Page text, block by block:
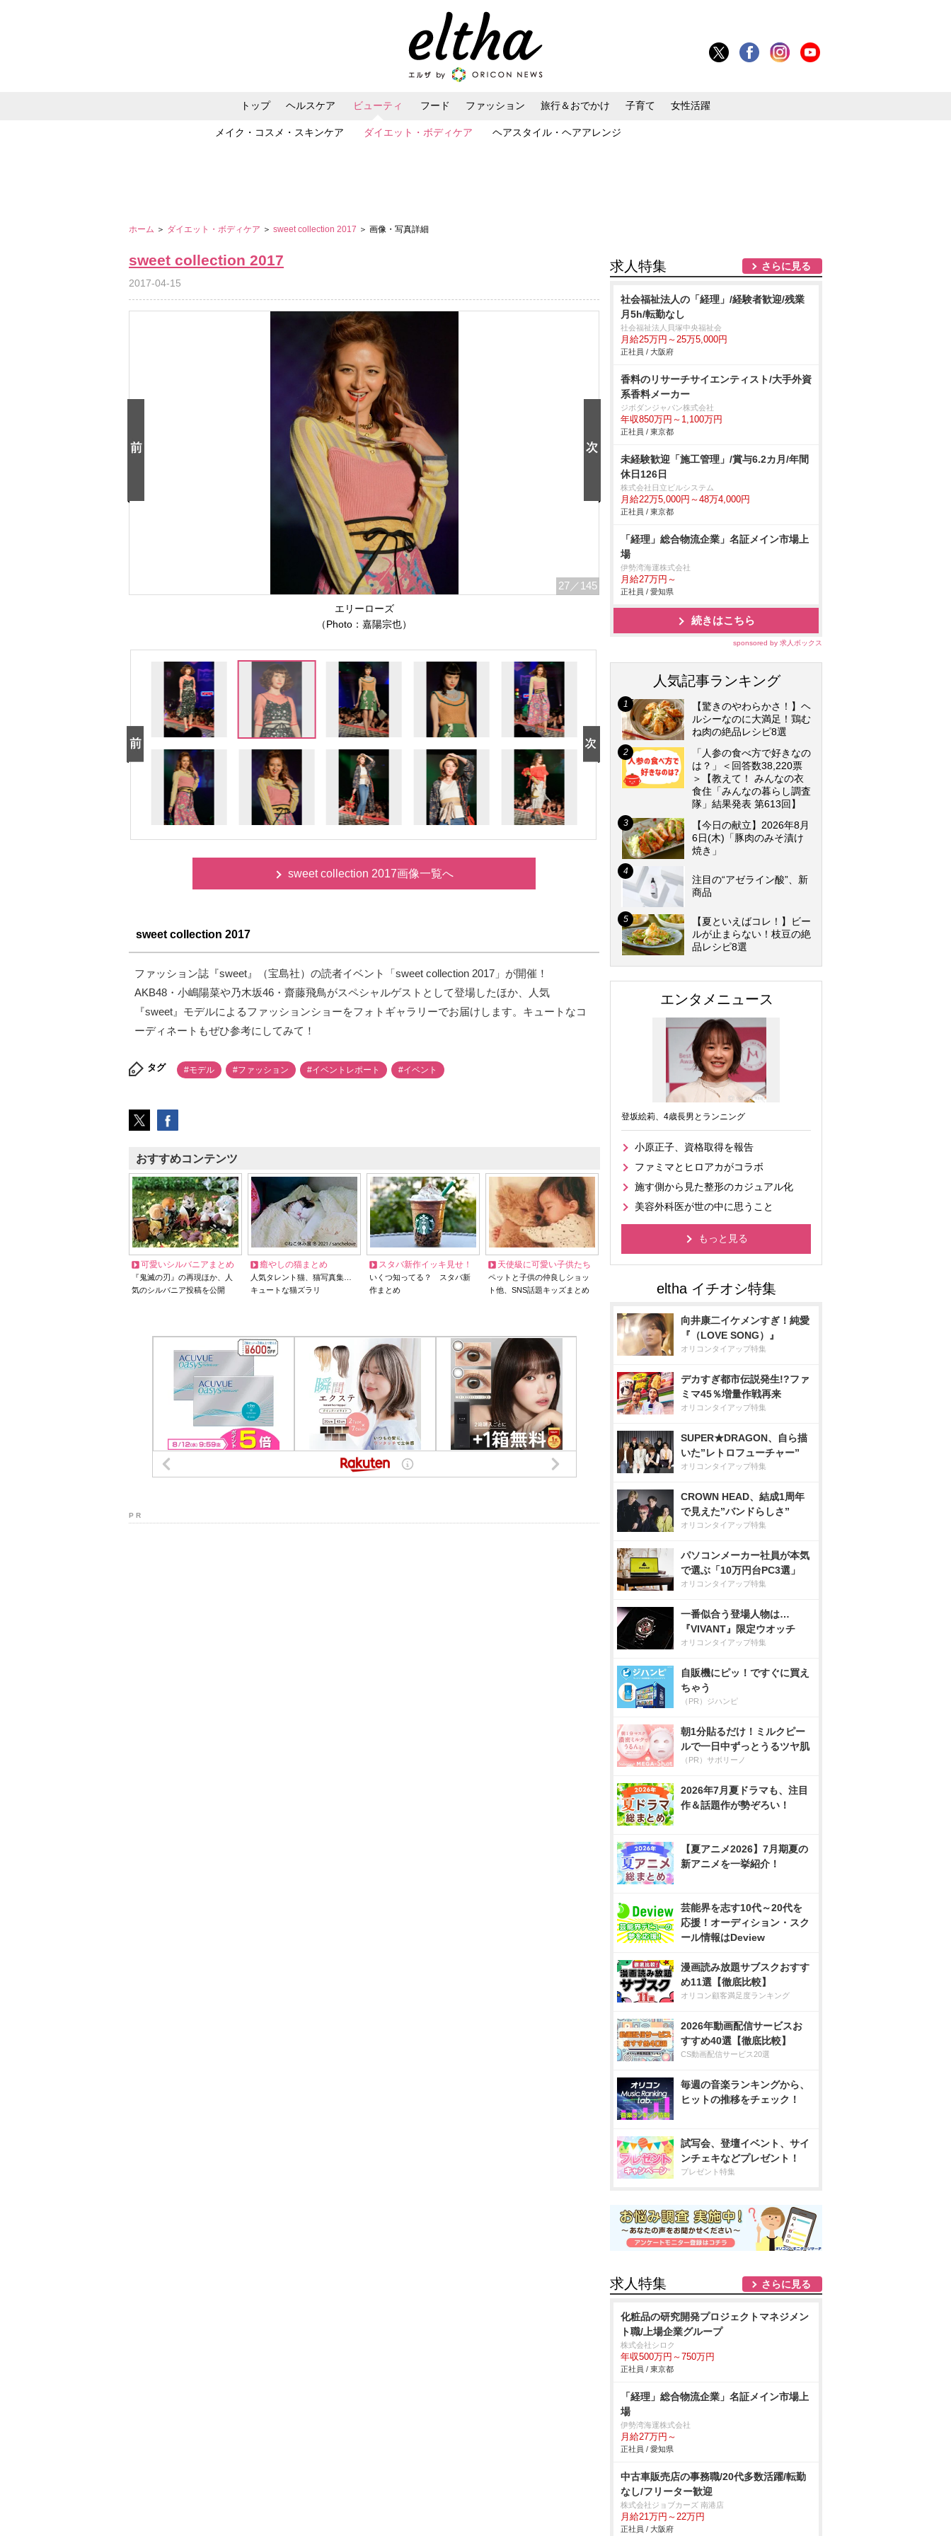
トップ ヘルスケア ビューティ
メイク・コスメ・スキンケア ダイエット・ボディケア ヘアスタイル・ヘアアレンジ
フード ファッション 旅行＆おでかけ 子育て 女性活躍
ホーム ＞ ダイエット・ボディケア ＞ sweet collection 2017 ＞ 画像・写真詳細
sweet collection 2017
2017-04-15
27 ／145
エリーローズ
（Photo：嘉陽宗也）
sweet collection 2017画像一覧へ
sweet collection 2017
ファッション誌『sweet』（宝島社）の読者イベント「sweet collection 2017」が開催！
AKB48・小嶋陽菜や乃木坂46・齋藤飛鳥がスペシャルゲストとして登場したほか、人気
『sweet』モデルによるファッションショーをフォトギャラリーでお届けします。キュートなコ
ーディネートもぜひ参考にしてみて！
タグ #モデル #ファッション #イベントレポート #イベント
おすすめコンテンツ
可愛いシルバニアまとめ
『鬼滅の刃』の再現ほか、人
気のシルバニア投稿を公開
癒やしの猫まとめ
人気タレント猫、猫写真集…
キュートな猫ズラリ
スタバ新作イッキ見せ！
いくつ知ってる？ スタバ新
作まとめ
天使級に可愛い子供たち
ペットと子供の仲良しショッ
ト他、SNS話題キッズまとめ
P R
求人特集 さらに見る
社会福祉法人の「経理」/経験者歓迎/残業
月5h/転勤なし
社会福祉法人貝塚中央福祉会
月給25万円～25万5,000円
正社員 / 大阪府
香料のリサーチサイエンティスト/大手外資
系香料メーカー
ジボダンジャパン株式会社
年収850万円～1,100万円
正社員 / 東京都
未経験歓迎「施工管理」/賞与6.2カ月/年間
休日126日
株式会社日立ビルシステム
月給22万5,000円～48万4,000円
正社員 / 東京都
「経理」総合物流企業」名証メイン市場上
場
伊勢湾海運株式会社
月給27万円～
正社員 / 愛知県
続きはこちら
sponsored by 求人ボックス
人気記事ランキング
【驚きのやわらかさ！】ヘ
ルシーなのに大満足！鶏む
ね肉の絶品レシピ8選
「人参の食べ方で好きなの
は？」＜回答数38,220票
＞【教えて！ みんなの衣
食住「みんなの暮らし調査
隊」結果発表 第613回】
【今日の献立】2026年8月
6日(木)「豚肉のみそ漬け
焼き」
注目の“アゼライン酸”、新
商品
【夏といえばコレ！】ビー
ルが止まらない！枝豆の絶
品レシピ8選
エンタメニュース
登坂絵莉、4歳長男とランニング
小原正子、資格取得を報告
ファミマとヒロアカがコラボ
施す側から見た整形のカジュアル化
美容外科医が世の中に思うこと
もっと見る
向井康二イケメンすぎ！純愛
『（LOVE SONG）』
オリコンタイアップ特集
デカすぎ都市伝説発生!?ファ
ミマ45％増量作戦再来
オリコンタイアップ特集
SUPER★DRAGON、自ら描
いた”レトロフューチャー”
オリコンタイアップ特集
CROWN HEAD、結成1周年
で見えた”バンドらしさ”
オリコンタイアップ特集
パソコンメーカー社員が本気
で選ぶ「10万円台PC3選」
オリコンタイアップ特集
一番似合う登場人物は…
『VIVANT』限定ウオッチ
オリコンタイアップ特集
自販機にピッ！ですぐに買え
ちゃう
（PR）ジハンピ
朝1分貼るだけ！ミルクピー
ルで一日中ずっとうるツヤ肌
（PR）サボリーノ
2026年7月夏ドラマも、注目
作＆話題作が勢ぞろい！
【夏アニメ2026】7月期夏の
新アニメを一挙紹介！
芸能界を志す10代～20代を
応援！オーディション・スク
ール情報はDeview
漫画読み放題サブスクおすす
め11選【徹底比較】
オリコン顧客満足度ランキング
2026年動画配信サービスお
すすめ40選【徹底比較】
CS動画配信サービス20選
毎週の音楽ランキングから、
ヒットの推移をチェック！
試写会、登壇イベント、サイ
ンチェキなどプレゼント！
プレゼント特集
求人特集 さらに見る
化粧品の研究開発プロジェクトマネジメン
ト職/上場企業グループ
株式会社シロク
年収500万円～750万円
正社員 / 東京都
「経理」総合物流企業」名証メイン市場上
場
伊勢湾海運株式会社
月給27万円～
正社員 / 愛知県
中古車販売店の事務職/20代多数活躍/転勤
なし/フリーター歓迎
株式会社ジョブカーズ 南港店
月給21万円～22万円
正社員 / 大阪府